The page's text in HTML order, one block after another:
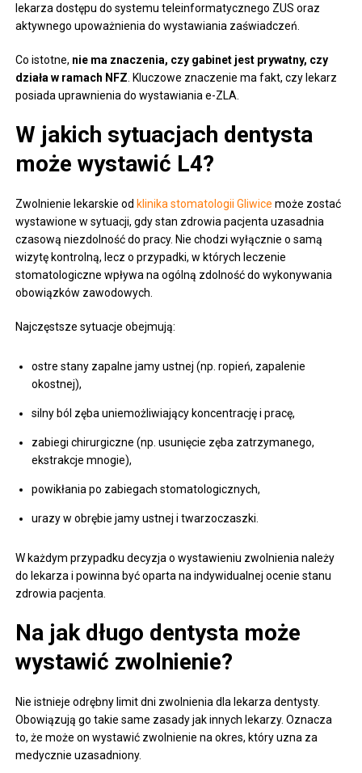
lekarza dostępu do systemu teleinformatycznego ZUS oraz
aktywnego upoważnienia do wystawiania zaświadczeń.
Co istotne, nie ma znaczenia, czy gabinet jest prywatny, czy
działa w ramach NFZ . Kluczowe znaczenie ma fakt, czy lekarz
posiada uprawnienia do wystawiania e-ZLA.
W jakich sytuacjach dentysta
może wystawić L4?
Zwolnienie lekarskie od klinika stomatologii Gliwice może zostać
wystawione w sytuacji, gdy stan zdrowia pacjenta uzasadnia
czasową niezdolność do pracy. Nie chodzi wyłącznie o samą
wizytę kontrolną, lecz o przypadki, w których leczenie
stomatologiczne wpływa na ogólną zdolność do wykonywania
obowiązków zawodowych.
Najczęstsze sytuacje obejmują:
ostre stany zapalne jamy ustnej (np. ropień, zapalenie
okostnej),
silny ból zęba uniemożliwiający koncentrację i pracę,
zabiegi chirurgiczne (np. usunięcie zęba zatrzymanego,
ekstrakcje mnogie),
powikłania po zabiegach stomatologicznych,
urazy w obrębie jamy ustnej i twarzoczaszki.
W każdym przypadku decyzja o wystawieniu zwolnienia należy
do lekarza i powinna być oparta na indywidualnej ocenie stanu
zdrowia pacjenta.
Na jak długo dentysta może
wystawić zwolnienie?
Nie istnieje odrębny limit dni zwolnienia dla lekarza dentysty.
Obowiązują go takie same zasady jak innych lekarzy. Oznacza
to, że może on wystawić zwolnienie na okres, który uzna za
medycznie uzasadniony.